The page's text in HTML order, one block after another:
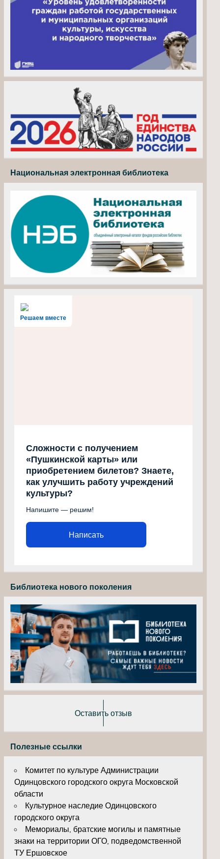
Национальная электронная библиотека
Решаем вместе
Сложности с получением
«Пушкинской карты» или
приобретением билетов? Знаете,
как улучшить работу учреждений
культуры?
Напишите — решим!
Написать
Библиотека нового поколения
Оставить отзыв
Полезные ссылки
Комитет по культуре Администрации
Одинцовского городского округа Московской
области
Культурное наследие Одинцовского
городского округа
Мемориалы, братские могилы и памятные
знаки на территории ОГО, подведомственной
ТУ Ершовское